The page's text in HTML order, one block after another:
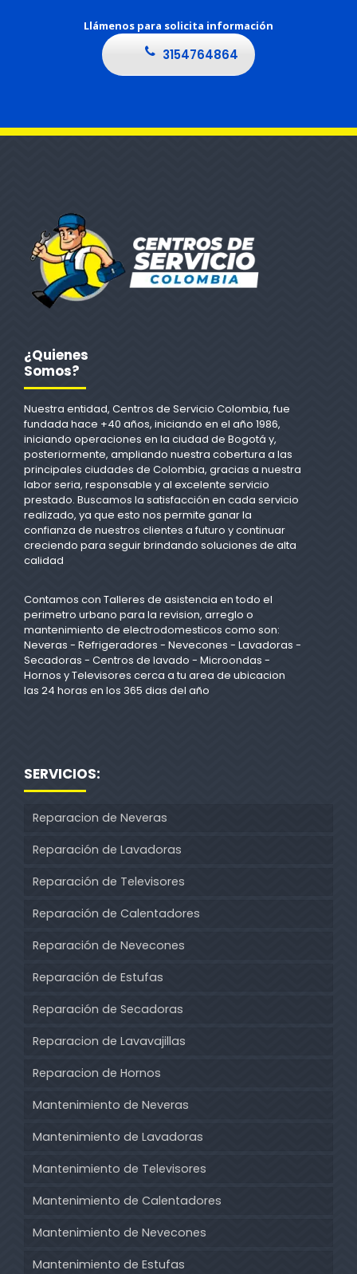
Llámenos para solicita información
3154764864
¿Quienes
Somos?
Nuestra entidad, Centros de Servicio Colombia, fue
fundada hace +40 años, iniciando en el año 1986,
iniciando operaciones en la ciudad de Bogotá y,
posteriormente, ampliando nuestra cobertura a las
principales ciudades de Colombia, gracias a nuestra
labor seria, responsable y al excelente servicio
prestado. Buscamos la satisfacción en cada servicio
realizado, ya que esto nos permite ganar la
confianza de nuestros clientes a futuro y continuar
creciendo para seguir brindando soluciones de alta
calidad
Contamos con Talleres de asistencia en todo el
perimetro urbano para la revision, arreglo o
mantenimiento de electrodomesticos como son:
Neveras - Refrigeradores - Nevecones - Lavadoras -
Secadoras - Centros de lavado - Microondas -
Hornos y Televisores cerca a tu area de ubicacion
las 24 horas en los 365 dias del año
SERVICIOS:
Reparacion de Neveras
Reparación de Lavadoras
Reparación de Televisores
Reparación de Calentadores
Reparación de Nevecones
Reparación de Estufas
Reparación de Secadoras
Reparacion de Lavavajillas
Reparacion de Hornos
Mantenimiento de Neveras
Mantenimiento de Lavadoras
Mantenimiento de Televisores
Mantenimiento de Calentadores
Mantenimiento de Nevecones
Mantenimiento de Estufas